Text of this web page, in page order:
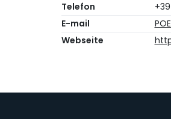
Telefon
E-mail
Webseite